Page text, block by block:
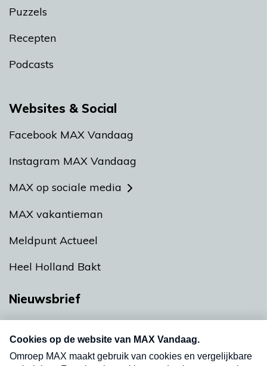
Puzzels
Recepten
Podcasts
Websites & Social
Facebook MAX Vandaag
Instagram MAX Vandaag
MAX op sociale media
MAX vakantieman
Meldpunt Actueel
Heel Holland Bakt
Nieuwsbrief
nieuwsbrief. Elke vrijdag- en dinsdagochtend in
uw mailbox.